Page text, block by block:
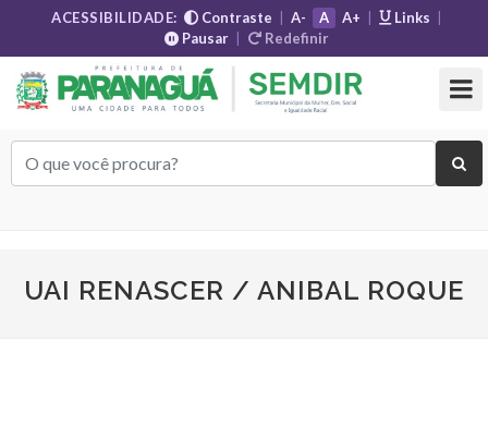
ACESSIBILIDADE: Contraste A- A A+ Links
Pausar
Redefinir
UAI RENASCER / ANIBAL ROQUE